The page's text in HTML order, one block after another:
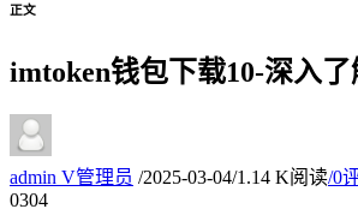
正文
imtoken钱包下载10-深入
admin V管理员 /2025-03-04/1.14 K阅读/0
0304